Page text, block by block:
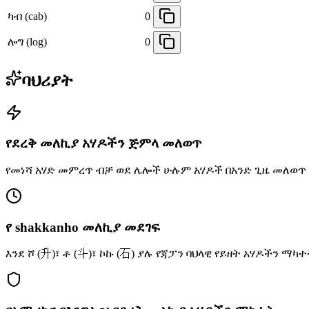
ካብ (cab) 0
ሎግ (log) 0
ባህሪያት
የደረቅ መለኪያ አሃዶችን ጅምላ መለወጥ
የመነሻ አሃድ መምረጥ ብቻ ወደ ሌሎች ሁሉም አሃዶች በአንድ ጊዜ መለወጥ
የ shakkanho መለኪያ መደገፍ
እንደ ሾ (升)፣ ቶ (斗)፣ ኮኩ (石) ያሉ የጃፓን ባህላዊ የይዘት አሃዶችን